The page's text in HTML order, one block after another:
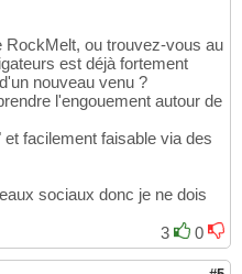
RockMelt, ou trouvez-vous au
est déjà fortement
nouveau venu ?
l'engouement autour de
facilement faisable via des
sociaux donc je ne dois
3
0